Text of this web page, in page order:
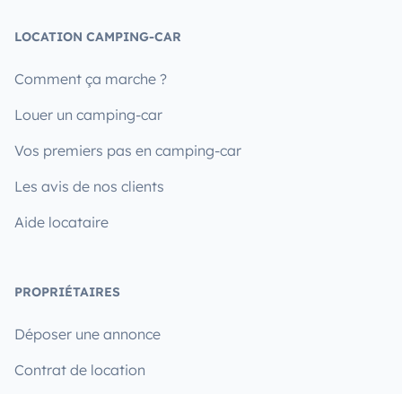
LOCATION CAMPING-CAR
Comment ça marche ?
Louer un camping-car
Vos premiers pas en camping-car
Les avis de nos clients
Aide locataire
PROPRIÉTAIRES
Déposer une annonce
Contrat de location